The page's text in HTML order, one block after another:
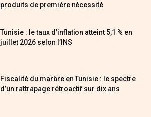
produits de première nécessité
Tunisie : le taux d’inflation atteint 5,1 % en
juillet 2026 selon l’INS
Fiscalité du marbre en Tunisie : le spectre
d’un rattrapage rétroactif sur dix ans